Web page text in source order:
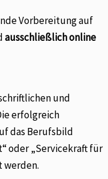
Vorbereitung auf
ausschließlich online
und
erfolgreich
das Berufsbild
oder „Servicekraft für
werden.